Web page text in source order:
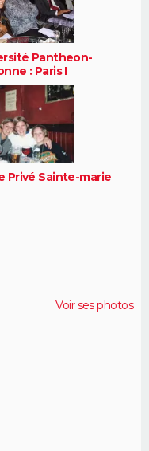
Pantheon-
: Paris I
Privé Sainte-marie
Voir ses photos